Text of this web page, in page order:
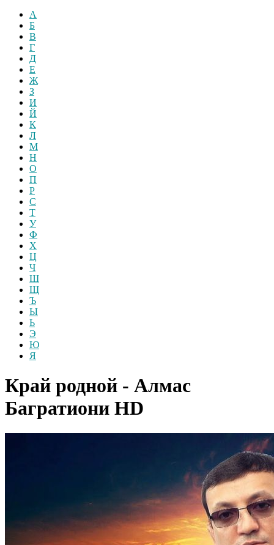
А
Б
В
Г
Д
Е
Ж
З
И
Й
К
Л
М
Н
О
П
Р
С
Т
У
Ф
Х
Ц
Ч
Ш
Щ
Ъ
Ы
Ь
Э
Ю
Я
Край родной - Алмас
Багратиони HD